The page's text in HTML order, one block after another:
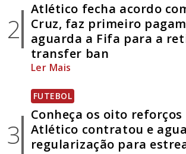
2
Atlético fecha acordo
Cruz, faz primeiro
aguarda a Fifa para a
transfer ban
Ler Mais
3
FUTEBOL
Conheça os oito reforços
Atlético contratou e
regularização para